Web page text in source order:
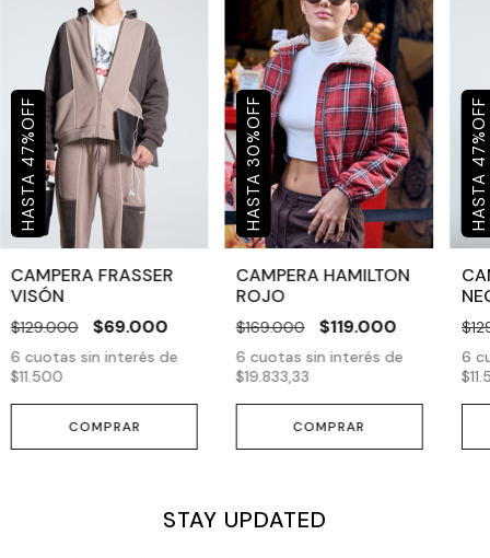
47
%
OFF
CAMPERA FRASSER
VISÓN
$129.000 $69.000
6 cuotas sin interés de
$11.500
COMPRAR
30
%
OFF
CAMPERA HAMILTON
ROJO
$169.000 $119.000
6 cuotas sin interés de
$19.833,33
COMPRAR
47
%
OFF
6
STAY UPDATED